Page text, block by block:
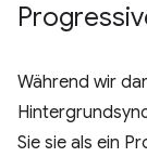
Während wir
Sie sie als ein